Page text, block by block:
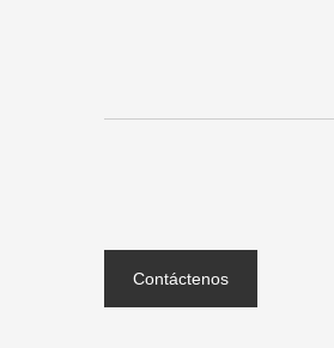
Contáctenos